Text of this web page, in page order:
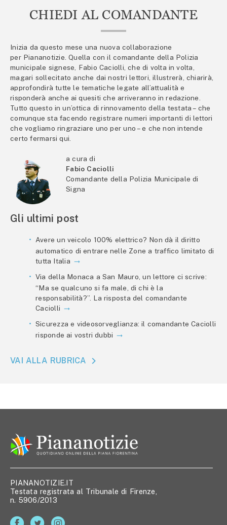
CHIEDI AL COMANDANTE
Inizia da questo mese una nuova collaborazione
per Piananotizie. Quella con il comandante della Polizia
municipale signese, Fabio Caciolli, che di volta in volta,
magari sollecitato anche dai nostri lettori, illustrerà, chiarirà,
approfondirà tutte le tematiche legate all’attualità e
risponderà anche ai quesiti che arriveranno in redazione.
Tutto questo in un’ottica di rinnovamento della testata – che
comunque sta facendo registrare numeri importanti di lettori
che vogliamo ringraziare uno per uno – e che non intende
certo fermarsi qui.
a cura di
Fabio Caciolli
Comandante della Polizia Municipale di
Signa
Gli ultimi post
Avere un veicolo 100% elettrico? Non dà il diritto
automatico di entrare nelle Zone a traffico limitato di
tutta Italia
Via della Monaca a San Mauro, un lettore ci scrive:
“Ma se qualcuno si fa male, di chi è la
responsabilità?”. La risposta del comandante
Caciolli
Sicurezza e videosorveglianza: il comandante Caciolli
risponde ai vostri dubbi
VAI ALLA RUBRICA
PIANANOTIZIE.IT
Testata registrata al Tribunale di Firenze,
n. 5906/2013